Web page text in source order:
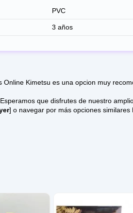
PVC
3 años
Kimetsu es una opcion muy
donde los modelos vienen con mucha
] o navegar por más opciones similares